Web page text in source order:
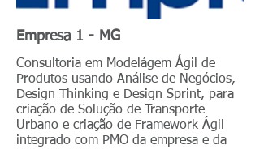
Empresa 1 - MG
Consultoria em Modelágem Ágil de
Produtos usando Análise de Negócios,
Design Thinking e Design Sprint, para
criação de Solução de Transporte
Urbano e criação de Framework Ágil
integrado com PMO da empresa e da